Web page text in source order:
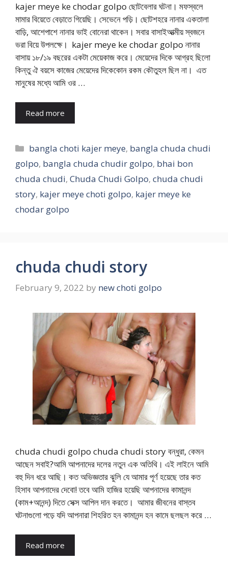
kajer meye ke chodar golpo ছোটবেলার ঘটনা। মফস্বলে
মামার বিয়েতে বেড়াতে গিয়েছি। সেভেনে পড়ি। ছোটশহরে নানার একতালা
বাড়ি, আশেপাশে নানার ভাই বোনেরা থাকেন। সবার বাসাইআত্মীয় স্বজনে
ভরা বিয়ে উপলক্ষে। kajer meye ke chodar golpo নানার
বাসায় ১৮/১৯ বছরের একটা মেয়েকাজ করে। মেয়েদের দিকে আগ্রহ ছিলো
কিন্তু ঐ বয়সে কাজের মেয়েদের দিকেকোন রকম কৌতুহল ছিল না। এত
মানুষের মধ্যে আমি ওর …
Read more
Categories
bangla choti kajer meye, bangla chuda chudi
golpo, bangla chuda chudir golpo, bhai bon
chuda chudi, Chuda Chudi Golpo, chuda chudi
story, kajer meye choti golpo, kajer meye ke
chodar golpo
chuda chudi story
February 9, 2022 by new choti golpo
chuda chudi golpo chuda chudi story বন্ধুরা, কেমন
আছেন সবাই?আমি আপনাদের দলের নতুন এক অতিথি। এই লাইনে আমি
বহু দিন ধরে আছি। কত অভিজ্ঞতার ঝুলি যে আমার পূর্ণ হয়েছে তার কত
হিসাব আপনাদের দেবো! তবে আমি হাজির হয়েছি আপনাদের কামানন্দ
(কাম+আনন্দ) দিতে সেক্স আপিল দান করতে। আমার জীবনের বাস্তব
ঘটনাগুলো পড়ে যদি আপনারা শিহরিত হন কামানন্দ হন কামে ছলছল করে …
Read more